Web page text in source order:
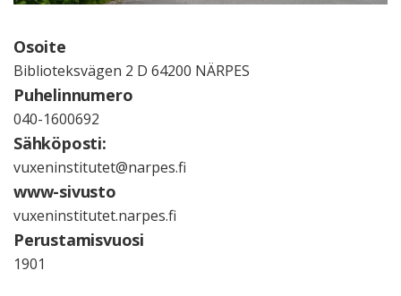
Osoite
Biblioteksvägen 2 D 64200 NÄRPES
Puhelinnumero
040-1600692
Sähköposti:
vuxeninstitutet@narpes.fi
www-sivusto
vuxeninstitutet.narpes.fi
Perustamisvuosi
1901